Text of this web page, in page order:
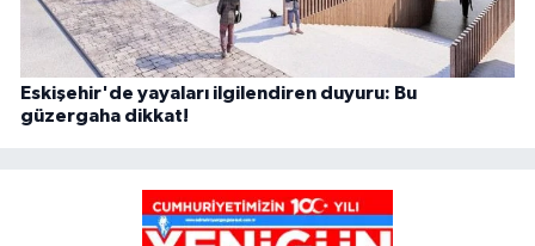
Eskişehir'de yayaları ilgilendiren duyuru: Bu
güzergaha dikkat!